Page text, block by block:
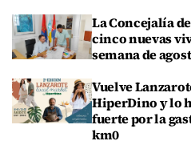
La Concejalía
cinco nuevas
semana de
Vuelve
HiperDino y lo
fuerte por la
km0